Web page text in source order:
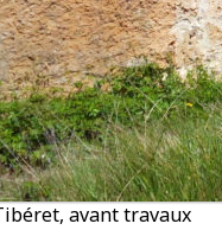
avant travaux